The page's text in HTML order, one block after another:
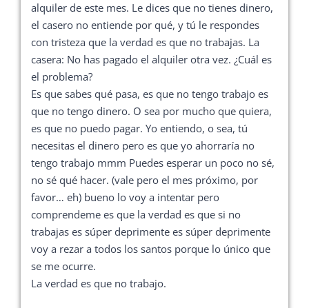
alquiler de este mes. Le dices que no tienes dinero,
el casero no entiende por qué, y tú le respondes
con tristeza que la verdad es que no trabajas. La
casera: No has pagado el alquiler otra vez. ¿Cuál es
el problema?
Es que sabes qué pasa, es que no tengo trabajo es
que no tengo dinero. O sea por mucho que quiera,
es que no puedo pagar. Yo entiendo, o sea, tú
necesitas el dinero pero es que yo ahorraría no
tengo trabajo mmm Puedes esperar un poco no sé,
no sé qué hacer. (vale pero el mes próximo, por
favor… eh) bueno lo voy a intentar pero
comprendeme es que la verdad es que si no
trabajas es súper deprimente es súper deprimente
voy a rezar a todos los santos porque lo único que
se me ocurre.
La verdad es que no trabajo.